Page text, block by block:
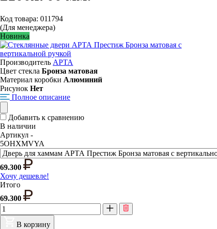
Код товара: 011794
(Для менеджера)
Новинка
Производитель АРТА
Цвет стекла Бронза матовая
Материал коробки Алюминий
Рисунок Нет
Полное описание
Добавить к сравнению
В наличии
Артикул -
5OHXMVYA
69.300
Хочу дешевле!
Итого
69.300
В корзину